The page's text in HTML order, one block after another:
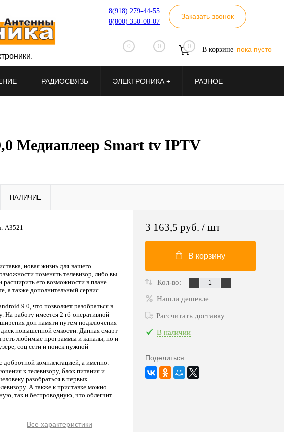
8(918) 279-44-55
8(800) 350-08-07
Заказать звонок
0 0 0 В корзине пока пусто
РАДИОСВЯЗЬ ЭЛЕКТРОНИКА + РАЗНОЕ
Медиаплеер Smart tv IPTV
НАЛИЧИЕ
A3521
новая жизнь для вашего
поменять телевизор, либо вы
его возможности в плане
а также дополнительный сервис
9.0, что позволяет разобраться в
На работу имеется 2 гб оперативной
доп памяти путем подключения
повышенной емкости. Данная смарт
любимые программы и каналы, но и
соц сети и поиск нужной
добротной комплектацией, а именно:
к телевизору, блок питания и
разобраться в первых
А также к приставке можно
так и беспроводную, что облегчит
Все характеристики
3 163,5 руб. / шт
В корзину
Кол-во:
Нашли дешевле
Рассчитать доставку
В наличии
Поделиться